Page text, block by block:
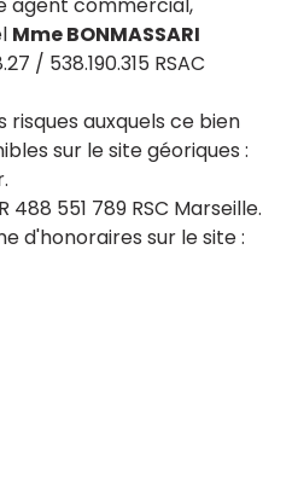
agent commercial,
Mme BONMASSARI
/ 538.190.315 RSAC
risques auxquels ce bien
sur le site géoriques :
488 551 789 RSC Marseille.
d'honoraires sur le site :